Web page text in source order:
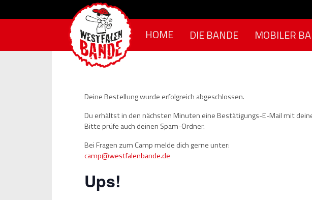
HOME DIE BANDE MOBILER
Deine Bestellung wurde erfolgreich abgeschlossen.
Du erhältst in den nächsten Minuten eine Bestätigungs-E-Mail mit
Bitte prüfe auch deinen Spam-Ordner.
Bei Fragen zum Camp melde dich gerne unter:
camp@westfalenbande.de
Ups!